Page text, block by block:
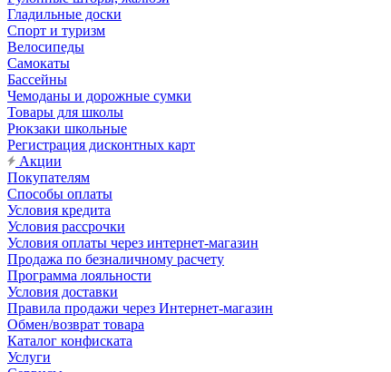
Гладильные доски
Спорт и туризм
Велосипеды
Самокаты
Бассейны
Чемоданы и дорожные сумки
Товары для школы
Рюкзаки школьные
Регистрация дисконтных карт
Акции
Покупателям
Способы оплаты
Условия кредита
Условия рассрочки
Условия оплаты через интернет-магазин
Продажа по безналичному расчету
Программа лояльности
Условия доставки
Правила продажи через Интернет-магазин
Обмен/возврат товара
Каталог конфиската
Услуги